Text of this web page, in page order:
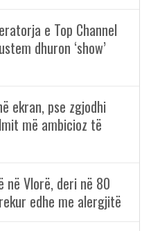
e Top Channel
dhuron ‘show’
ekran, pse zgjodhi
më ambicioz të
në Vlorë, deri në 80
edhe me alergjitë